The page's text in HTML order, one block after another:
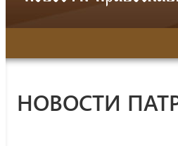
НОВОСТИ